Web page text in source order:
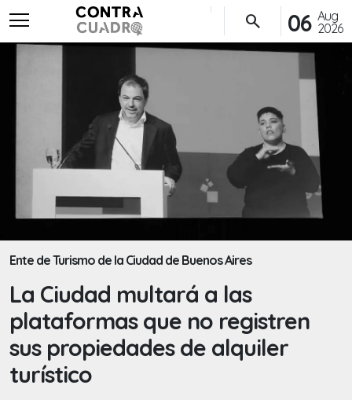
menu
Aug
2026
06
search
Ente de Turismo de la Ciudad de Buenos Aires
La Ciudad multará a las
plataformas que no registren
sus propiedades de alquiler
turístico